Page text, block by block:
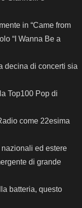
in “Came from
“I Wanna Be a
decina di concerti sia
Top100 Pop di
come 22esima
ed estere
di grande
batteria, questo